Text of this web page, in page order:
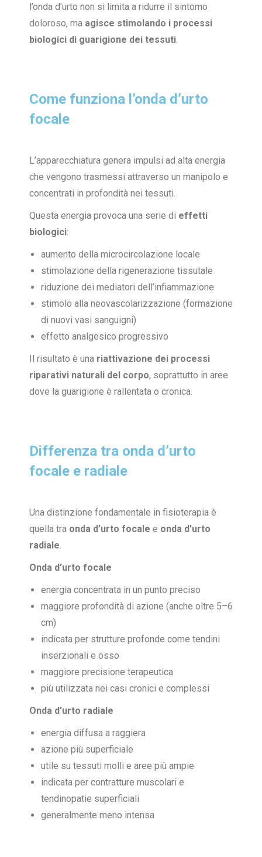
l’onda d’urto non si limita a ridurre il sintomo
doloroso, ma agisce stimolando i processi
biologici di guarigione dei tessuti.
Come funziona l’onda d’urto
focale
L’apparecchiatura genera impulsi ad alta energia
che vengono trasmessi attraverso un manipolo e
concentrati in profondità nei tessuti.
Questa energia provoca una serie di effetti
biologici:
aumento della microcircolazione locale
stimolazione della rigenerazione tissutale
riduzione dei mediatori dell’infiammazione
stimolo alla neovascolarizzazione (formazione
di nuovi vasi sanguigni)
effetto analgesico progressivo
Il risultato è una riattivazione dei processi
riparativi naturali del corpo, soprattutto in aree
dove la guarigione è rallentata o cronica.
Differenza tra onda d’urto
focale e radiale
Una distinzione fondamentale in fisioterapia è
quella tra onda d’urto focale e onda d’urto
radiale.
Onda d’urto focale
energia concentrata in un punto preciso
maggiore profondità di azione (anche oltre 5–6
cm)
indicata per strutture profonde come tendini
inserzionali e osso
maggiore precisione terapeutica
più utilizzata nei casi cronici e complessi
Onda d’urto radiale
energia diffusa a raggiera
azione più superficiale
utile su tessuti molli e aree più ampie
indicata per contratture muscolari e
tendinopatie superficiali
generalmente meno intensa